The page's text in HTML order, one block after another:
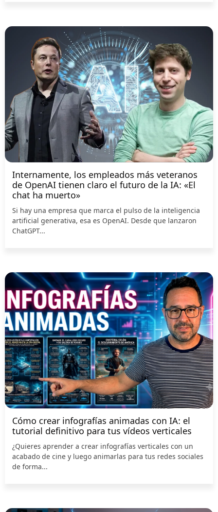
Internamente, los empleados más veteranos
de OpenAI tienen claro el futuro de la IA: «El
chat ha muerto»
Si hay una empresa que marca el pulso de la inteligencia
artificial generativa, esa es OpenAI. Desde que lanzaron
ChatGPT...
Cómo crear infografías animadas con IA: el
tutorial definitivo para tus vídeos verticales
¿Quieres aprender a crear infografías verticales con un
acabado de cine y luego animarlas para tus redes sociales
de forma...